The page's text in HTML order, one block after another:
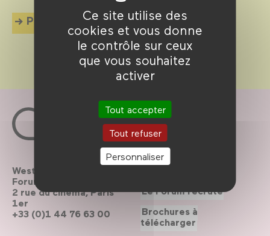
Ce site utilise des
cookies et vous donne
le contrôle sur ceux
que vous souhaitez
activer
Tout accepter
Tout refuser
Personnaliser
Plus d'info
Westfield
Forum des Halles
2 rue du cinéma, Paris
1er
+33 (0)1 44 76 63 00
Le Forum recrute
Brochures à
télécharger